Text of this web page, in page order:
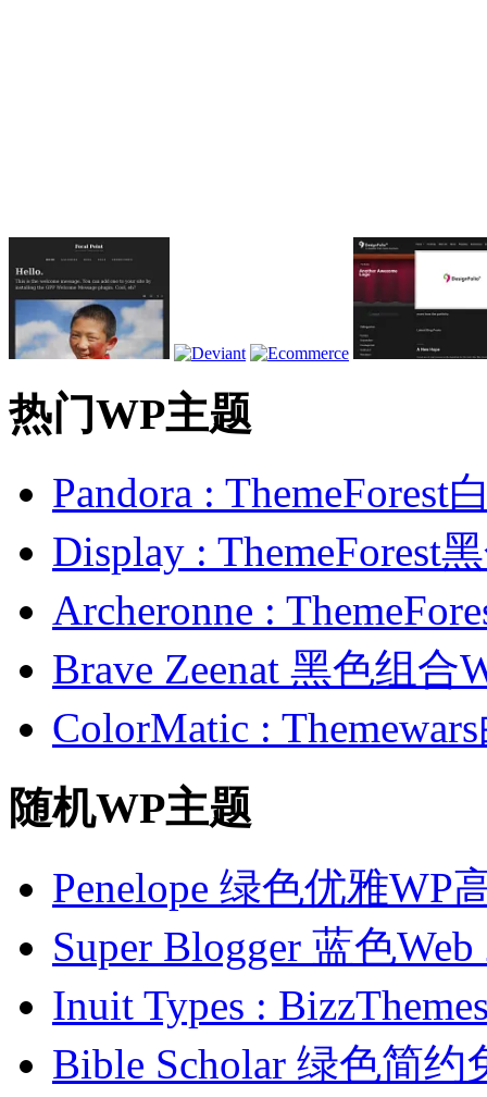
热门WP主题
Pandora : ThemeForest
Display : ThemeForest
Archeronne :
Brave Zeenat 黑色组合
ColorMatic :
随机WP主题
Penelope 绿色优雅WP
Super Blogger 蓝色
Inuit Types :
Bible Scholar 绿色简约